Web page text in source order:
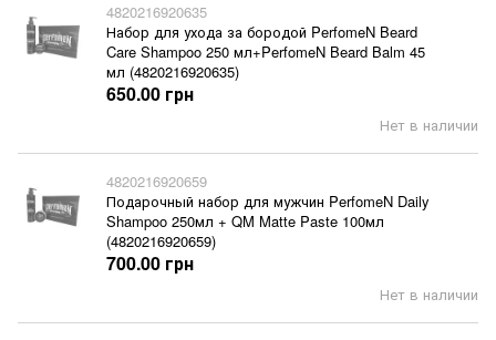
4820216920635
Набор для ухода за бородой PerfomeN Beard
Care Shampoo 250 мл+PerfomeN Beard Balm 45
мл (4820216920635)
Нет в наличии
650.00 грн
4820216920659
Подарочный набор для мужчин PerfomeN Daily
Shampoo 250мл + QM Matte Paste 100мл
(4820216920659)
Нет в наличии
700.00 грн